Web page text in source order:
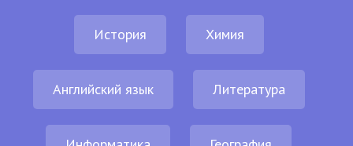
История Химия
Английский язык Литература